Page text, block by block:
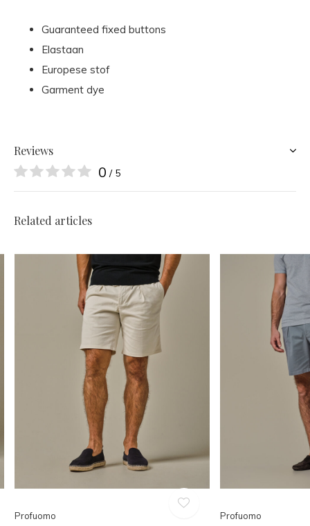
Guaranteed fixed buttons
Elastaan
Europese stof
Garment dye
Reviews
0 / 5
Related articles
Profuomo Profuomo